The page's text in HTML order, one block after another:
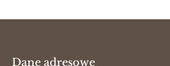
Dane adresowe